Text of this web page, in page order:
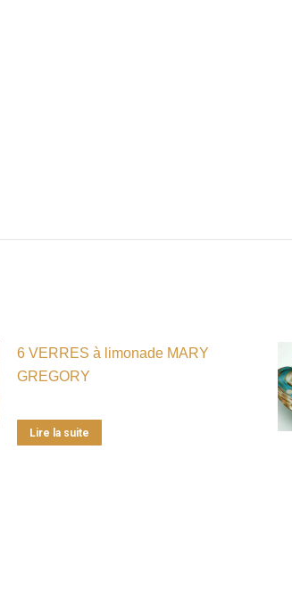
6 VERRES à limonade MARY
GREGORY
Lire la suite